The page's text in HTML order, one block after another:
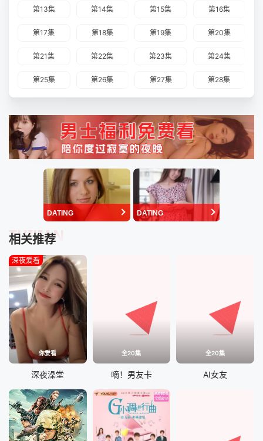
第13集 第14集 第15集 第16集
第17集 第18集 第19集 第20集
第21集 第22集 第23集 第24集
第25集 第26集 第27集 第28集
DATING DATING
相关推荐
TUIJIAN
你爱看
深夜爱看
深夜澡堂
全20集
嘀！男友卡
全20集
AI女友